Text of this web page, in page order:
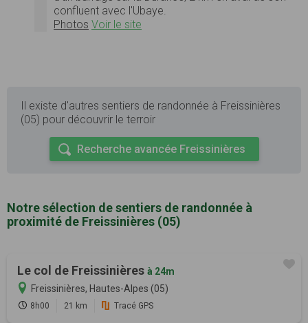
confluent avec l'Ubaye.
Photos Voir le site
Il existe d'autres sentiers de randonnée à Freissinières
(05) pour découvrir le terroir
Recherche avancée Freissinières
Notre sélection de sentiers de randonnée à
proximité de Freissinières (05)
Le col de Freissinières à 24m
Freissinières, Hautes-Alpes (05)
8h00 21 km Tracé GPS